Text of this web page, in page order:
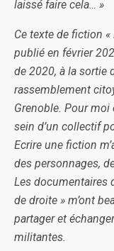
laissé faire cela… »
Ce texte de fiction
publié en février
de 2020, à la sortie
rassemblement
Grenoble. Pour moi
sein d’un collectif
Ecrire une fiction
des personnages,
Les documentaires
de droite » m’ont
partager et
militantes.